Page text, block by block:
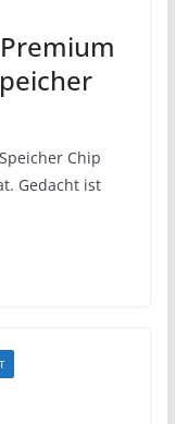
Chip
Gedacht ist